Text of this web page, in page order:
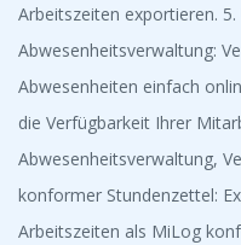
Arbeitszeiten exportieren.
Abwesenheitsverwaltung:
Abwesenheiten einfach
die Verfügbarkeit Ihrer
Abwesenheitsverwaltung,
konformer Stundenzettel:
Arbeitszeiten als MiLog